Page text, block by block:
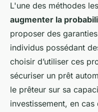
L'une des méthodes
augmenter la
proposer des
individus possédant
choisir d’utiliser ces
sécuriser un prêt
le prêteur sur sa
investissement, en